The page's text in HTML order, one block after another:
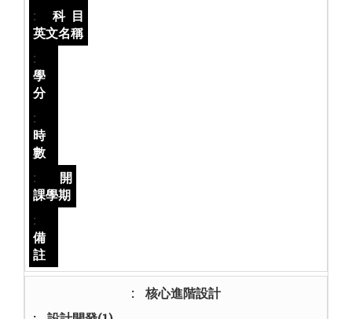
科目
英文名稱
學
分
時
數
開
課學期
備
註
核心進階設計